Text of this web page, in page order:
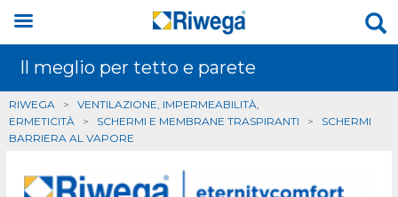
Il meglio per tetto e parete
RIWEGA > VENTILAZIONE, IMPERMEABILITÀ,
ERMETICITÀ > SCHERMI E MEMBRANE TRASPIRANTI > SCHERMI
BARRIERA AL VAPORE